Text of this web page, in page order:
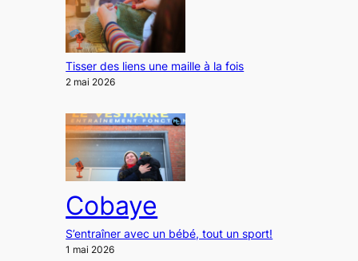
Tisser des liens une maille à la fois
2 mai 2026
Cobaye
S’entraîner avec un bébé, tout un sport!
1 mai 2026